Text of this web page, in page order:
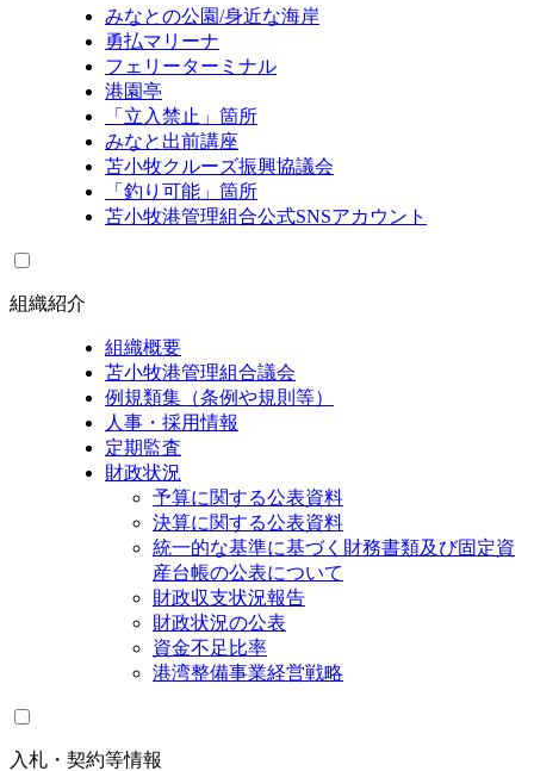
みなとの公園/身近な海岸
勇払マリーナ
フェリーターミナル
港園亭
「立入禁止」箇所
みなと出前講座
苫小牧クルーズ振興協議会
「釣り可能」箇所
苫小牧港管理組合公式SNSアカウント
組織紹介
組織概要
苫小牧港管理組合議会
例規類集（条例や規則等）
人事・採用情報
定期監査
財政状況
予算に関する公表資料
決算に関する公表資料
統一的な基準に基づく財務書類及び固定資
産台帳の公表について
財政収支状況報告
財政状況の公表
資金不足比率
港湾整備事業経営戦略
入札・契約等情報